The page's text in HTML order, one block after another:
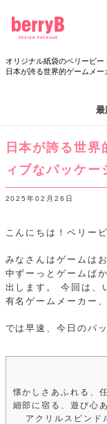
オリジナル紙袋のベリービー
日本が誇る世界的ゲームメ
最
日本が誇る世
ィブなパッケー
2025年02月26日
こんにちは！ベリー
みなさんはゲームは
中ずーっとゲームば
出します。
今回は、
有名ゲームメーカー
では早速、今日のパ
懐かしさあふれる、
細部に宿る、遊び心
アクリルスピンド